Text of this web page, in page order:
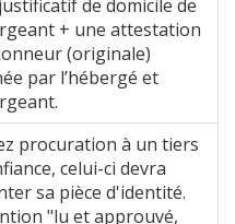
de domicile de
+ une attestation
(originale)
par l’hébergé et
procuration à un tiers
celui-ci devra
sa pièce d'identité.
"lu et approuvé,